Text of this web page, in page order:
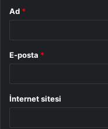
Ad *
E-posta *
İnternet sitesi